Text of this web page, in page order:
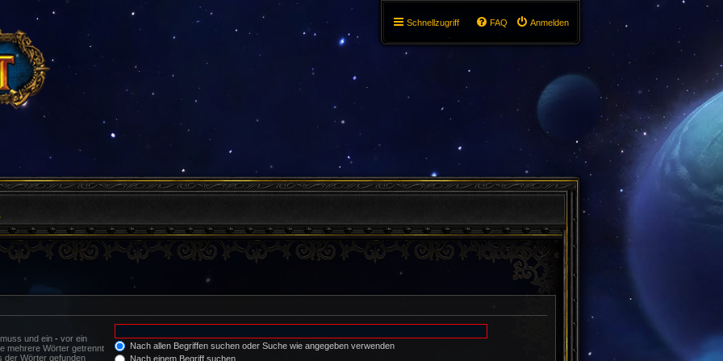
Schnellzugriff Anmelden
FAQ
und ein - vor ein
mehrere Wörter getrennt
der Wörter gefunden
Nach allen Begriffen suchen oder Suche wie angegeben verwenden
Nach einem Begriff suchen